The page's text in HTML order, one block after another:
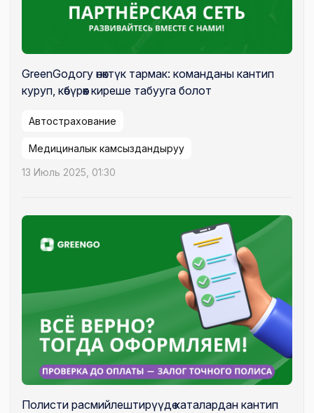
GreenGoдогу өнөктүк тармак: команданы кантип
куруп, көбүрөөк киреше табууга болот
Автострахование
Медициналык камсыздандыруу
13 Июль 2025, 01:30
Полисти расмийлештирүүдө каталардан кантип